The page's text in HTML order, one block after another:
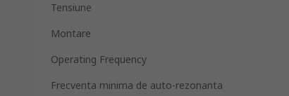
Tensiune
Montare
Operating Frequency
Frecventa minima de auto-rezonanta